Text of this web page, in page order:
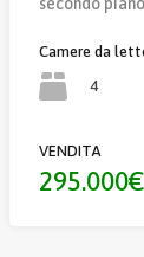
Camere da
4
VENDITA
295.000€